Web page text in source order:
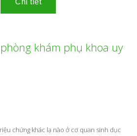
khám phụ khoa uy
chứng khác lạ nào ở cơ quan sinh dục